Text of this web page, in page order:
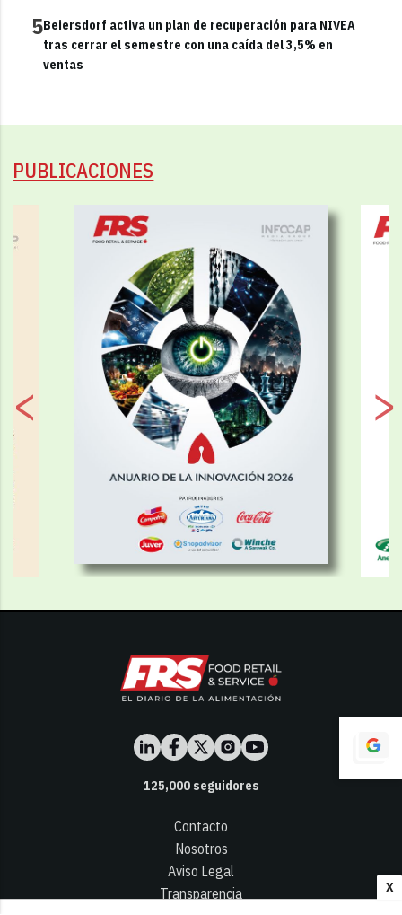
X
5Beiersdorf activa un plan de recuperación para NIVEA
tras cerrar el semestre con una caída del 3,5% en
ventas
PUBLICACIONES
125,000seguidores
Contacto
Nosotros
Aviso Legal
Transparencia